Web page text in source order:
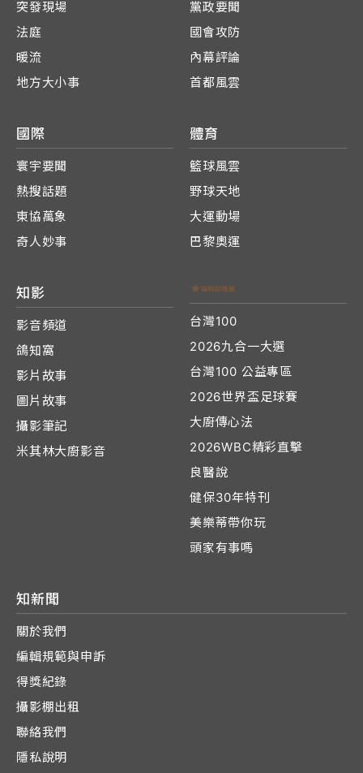
突發現場
法庭
暖流
地方大小事
黨政要聞
國會攻防
內幕評論
首都風雲
國際
寰宇要聞
熱搜話題
東協萬象
奇人妙事
體育
籃球風雲
野球天地
大運動場
巴黎奧運
知影
影音頻道
鴿知窩
影片故事
圖片故事
攝影筆記
米其林大廚影音
台灣100
2026九合一大選
台灣100 公益專區
2026世界盃足球賽
大廚傳心法
2026WBC精彩直擊
良醫說
健保30年特刊
美樂蒂帶你玩
頭家有事嗎
知新聞
關於我們
編輯規範與申訴
得獎紀錄
攝影棚出租
聯絡我們
隱私說明